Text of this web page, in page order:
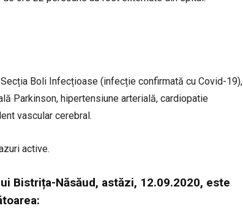
Boli Infecțioase (infecție confirmată cu Covid-19),
Parkinson, hipertensiune arterială, cardiopatie
vascular cerebral.
active.
Bistrița-Năsăud, astăzi, 12.09.2020, este